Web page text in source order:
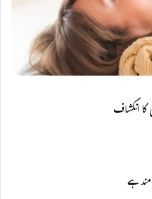
انکشاف
ہے